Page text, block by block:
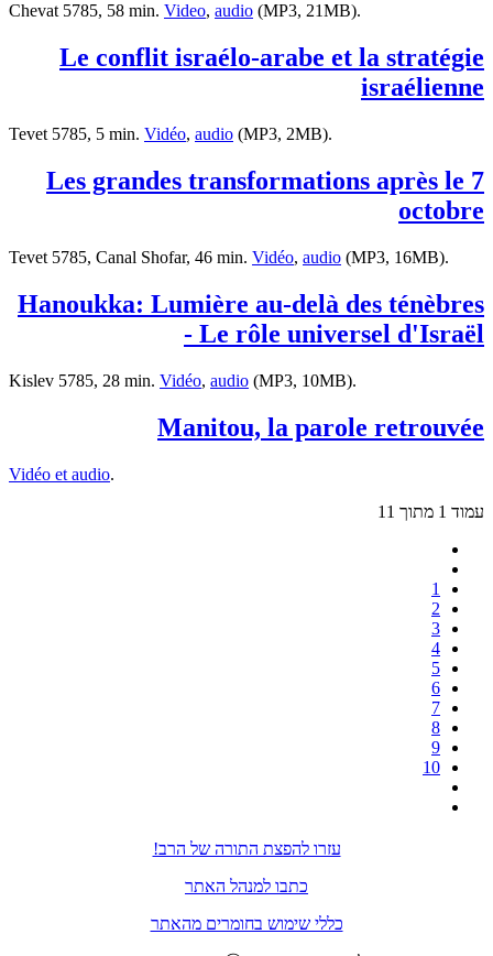
Chevat 5785, 58 min. Video, audio (MP3, 21MB).
Le conflit israélo-arabe et la stratégie
israélienne
Tevet 5785, 5 min. Vidéo, audio (MP3, 2MB).
Les grandes transformations après le 7
octobre
Tevet 5785, Canal Shofar, 46 min. Vidéo, audio (MP3, 16MB).
Hanoukka: Lumière au-delà des ténèbres
- Le rôle universel d'Israël
Kislev 5785, 28 min. Vidéo, audio (MP3, 10MB).
Manitou, la parole retrouvée
Vidéo et audio.
עמוד 1 מתוך 11
1
2
3
4
5
6
7
8
9
10
עזרו להפצת התורה של הרב!
כתבו למנהל האתר
כללי שימוש בחומרים מהאתר